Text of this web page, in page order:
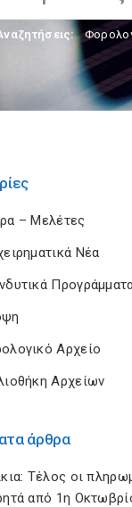
– Μελέτες
Νέα
Αρχείο
Αρχείων
άρθρα
Τέλος οι
από 1η